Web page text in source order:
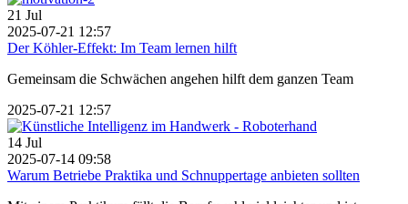
21 Jul
2025-07-21 12:57
Der Köhler-Effekt: Im Team lernen hilft
Gemeinsam die Schwächen angehen hilft dem ganzen Team
2025-07-21 12:57
14 Jul
2025-07-14 09:58
Warum Betriebe Praktika und Schnuppertage anbieten sollten